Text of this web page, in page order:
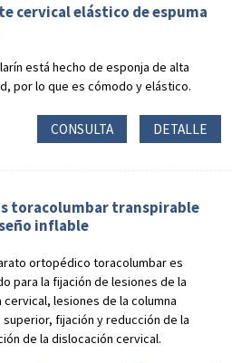
cervical elástico de espuma
está hecho de esponja de alta
por lo que es cómodo y elástico.
CONSULTA DETALLE
toracolumbar transpirable
inflable
ortopédico toracolumbar es
para la fijación de lesiones de la
cervical, lesiones de la columna
fijación y reducción de la
de la dislocación cervical.